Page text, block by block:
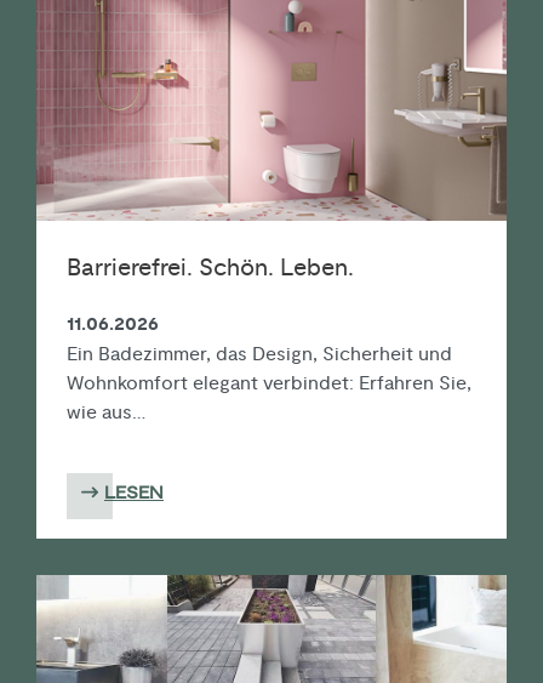
Barrierefrei. Schön. Leben.
11.06.2026
Ein Badezimmer, das Design, Sicherheit und
Wohnkomfort elegant verbindet: Erfahren Sie,
wie aus…
LESEN